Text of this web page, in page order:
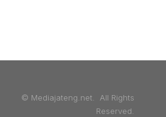
© Mediajateng.net. All Rights
Reserved.